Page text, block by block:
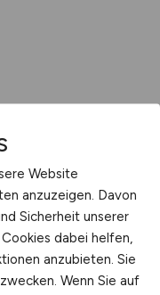
Website
anzuzeigen. Davon
Sicherheit unserer
dabei helfen,
anzubieten. Sie
Wenn Sie auf